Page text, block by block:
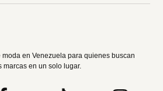
en Venezuela para quienes buscan
marcas en un solo lugar.